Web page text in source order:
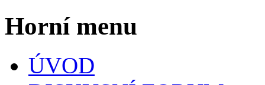
Horní menu
ÚVOD